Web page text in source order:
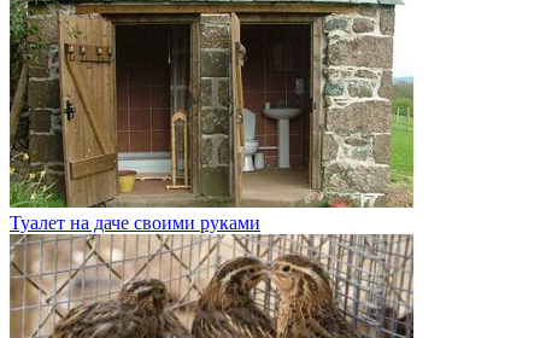
Туалет на даче своими руками